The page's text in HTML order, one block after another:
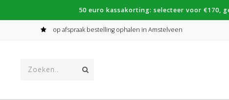
50 euro kassakorting: selecteer voor €170,
op afspraak bestelling ophalen in Amstelveen